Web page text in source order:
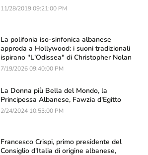
11/28/2019 09:21:00 PM
La polifonia iso-sinfonica albanese
approda a Hollywood: i suoni tradizionali
ispirano "L'Odissea" di Christopher Nolan
7/19/2026 09:40:00 PM
La Donna più Bella del Mondo, la
Principessa Albanese, Fawzia d'Egitto
2/24/2024 10:53:00 PM
Francesco Crispi, primo presidente del
Consiglio d'Italia di origine albanese,